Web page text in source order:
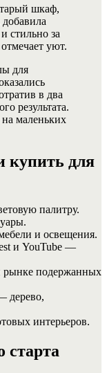
шкаф,
стильно за
уют.
для
в два
результата.
на маленьких
купить для
палитру.
и освещения.
и YouTube —
рынке подержанных
дерево,
интерьеров.
старта